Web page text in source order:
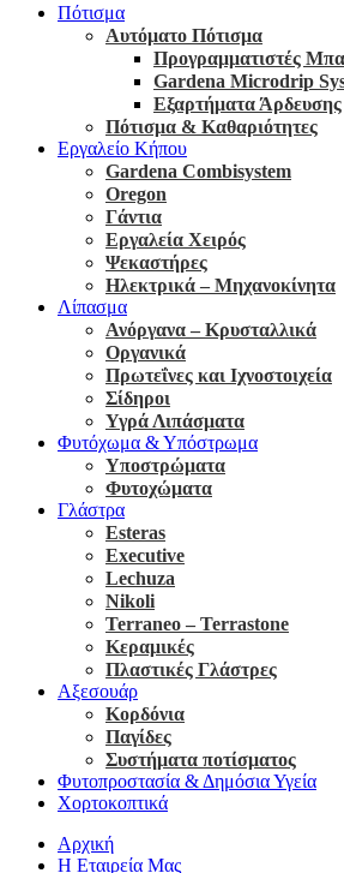
Πότισμα
Αυτόματο Πότισμα
Προγραμματιστές
Gardena Microdrip
Εξαρτήματα Άρδευσης
Πότισμα & Καθαριότητες
Εργαλείο Κήπου
Gardena Combisystem
Oregon
Γάντια
Εργαλεία Χειρός
Ψεκαστήρες
Ηλεκτρικά – Μηχανοκίνητα
Λίπασμα
Ανόργανα – Κρυσταλλικά
Οργανικά
Πρωτεΐνες και Ιχνοστοιχεία
Σίδηροι
Υγρά Λιπάσματα
Φυτόχωμα & Υπόστρωμα
Υποστρώματα
Φυτοχώματα
Γλάστρα
Esteras
Executive
Lechuza
Nikoli
Terraneo – Terrastone
Κεραμικές
Πλαστικές Γλάστρες
Αξεσουάρ
Κορδόνια
Παγίδες
Συστήματα ποτίσματος
Φυτοπροστασία & Δημόσια Υγεία
Χορτοκοπτικά
Αρχική
Η Εταιρεία Μας